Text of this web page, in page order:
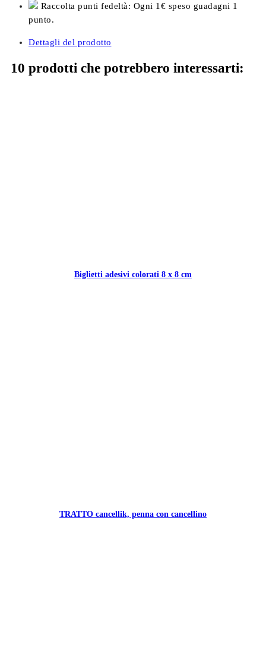
Raccolta punti fedeltà: Ogni 1€ speso guadagni 1
punto.
Dettagli del prodotto
10 prodotti che potrebbero interessarti:
Biglietti adesivi colorati 8 x 8 cm
TRATTO cancellik, penna con cancellino